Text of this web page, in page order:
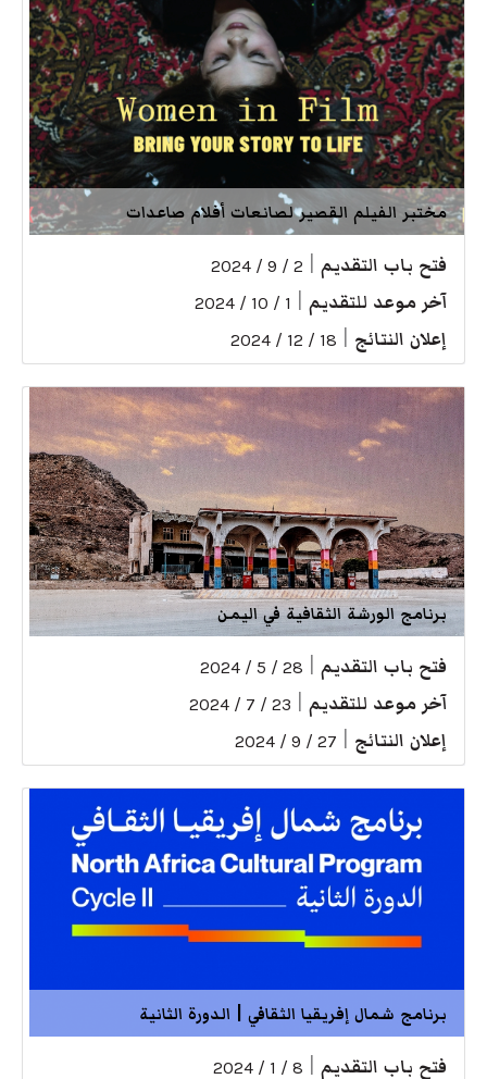
مختبر الفيلم القصير لصانعات أفلام صاعدات
فتح باب التقديم 2 / 9 / 2024
آخر موعد للتقديم 1 / 10 / 2024
إعلان النتائج 18 / 12 / 2024
برنامج الورشة الثقافية في اليمن
فتح باب التقديم 28 / 5 / 2024
آخر موعد للتقديم 23 / 7 / 2024
إعلان النتائج 27 / 9 / 2024
برنامج شمال إفريقيا الثقافي | الدورة الثانية
فتح باب التقديم 8 / 1 / 2024